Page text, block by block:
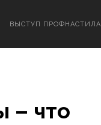
ВЫСТУП ПРОФНАСТИЛА
– что